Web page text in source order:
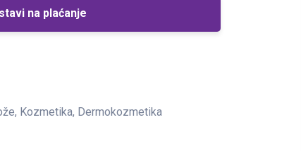
na plaćanje
Kozmetika, Dermokozmetika